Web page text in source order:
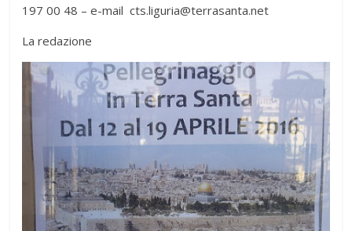
197 00 48 – e-mail cts.liguria@terrasanta.net
La redazione